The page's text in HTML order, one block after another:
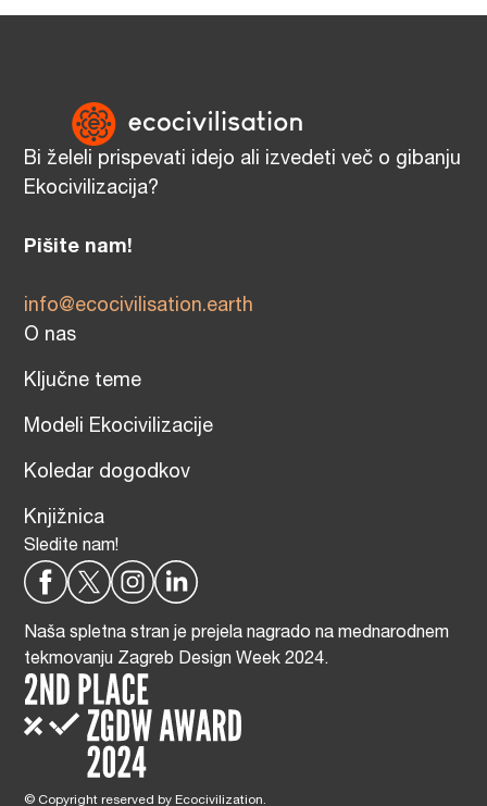
Bi želeli prispevati idejo ali izvedeti več o gibanju
Ekocivilizacija?
Pišite nam!
info@ecocivilisation.earth
O nas
Ključne teme
Modeli Ekocivilizacije
Koledar dogodkov
Knjižnica
Sledite nam!
Naša spletna stran je prejela nagrado na mednarodnem
tekmovanju Zagreb Design Week 2024.
© Copyright reserved by Ecocivilization.